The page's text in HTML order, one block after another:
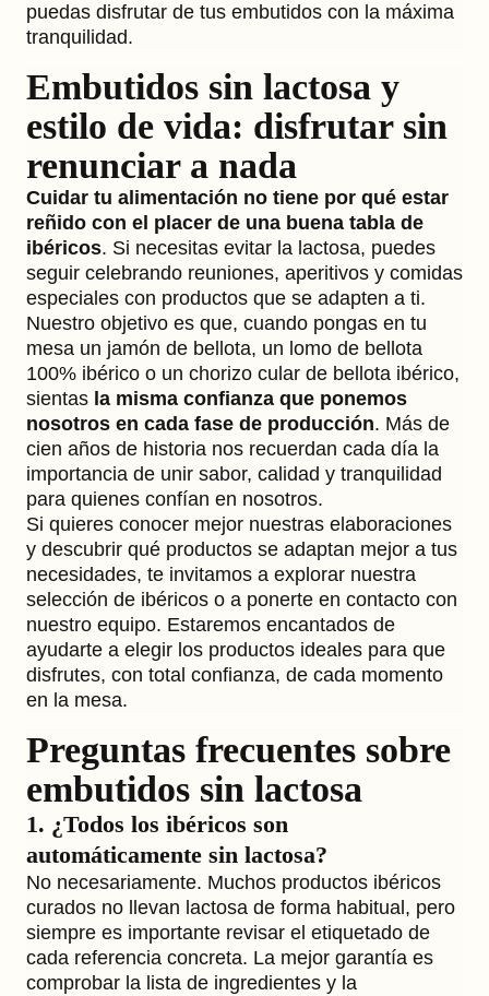
puedas disfrutar de tus embutidos con la máxima
tranquilidad.
Embutidos sin lactosa y
estilo de vida: disfrutar sin
renunciar a nada
Cuidar tu alimentación no tiene por qué estar
reñido con el placer de una buena tabla de
ibéricos. Si necesitas evitar la lactosa, puedes
seguir celebrando reuniones, aperitivos y comidas
especiales con productos que se adapten a ti.
Nuestro objetivo es que, cuando pongas en tu
mesa un jamón de bellota, un lomo de bellota
100% ibérico o un chorizo cular de bellota ibérico,
sientas la misma confianza que ponemos
nosotros en cada fase de producción. Más de
cien años de historia nos recuerdan cada día la
importancia de unir sabor, calidad y tranquilidad
para quienes confían en nosotros.
Si quieres conocer mejor nuestras elaboraciones
y descubrir qué productos se adaptan mejor a tus
necesidades, te invitamos a explorar nuestra
selección de ibéricos o a ponerte en contacto con
nuestro equipo. Estaremos encantados de
ayudarte a elegir los productos ideales para que
disfrutes, con total confianza, de cada momento
en la mesa.
Preguntas frecuentes sobre
embutidos sin lactosa
1. ¿Todos los ibéricos son
automáticamente sin lactosa?
No necesariamente. Muchos productos ibéricos
curados no llevan lactosa de forma habitual, pero
siempre es importante revisar el etiquetado de
cada referencia concreta. La mejor garantía es
comprobar la lista de ingredientes y la